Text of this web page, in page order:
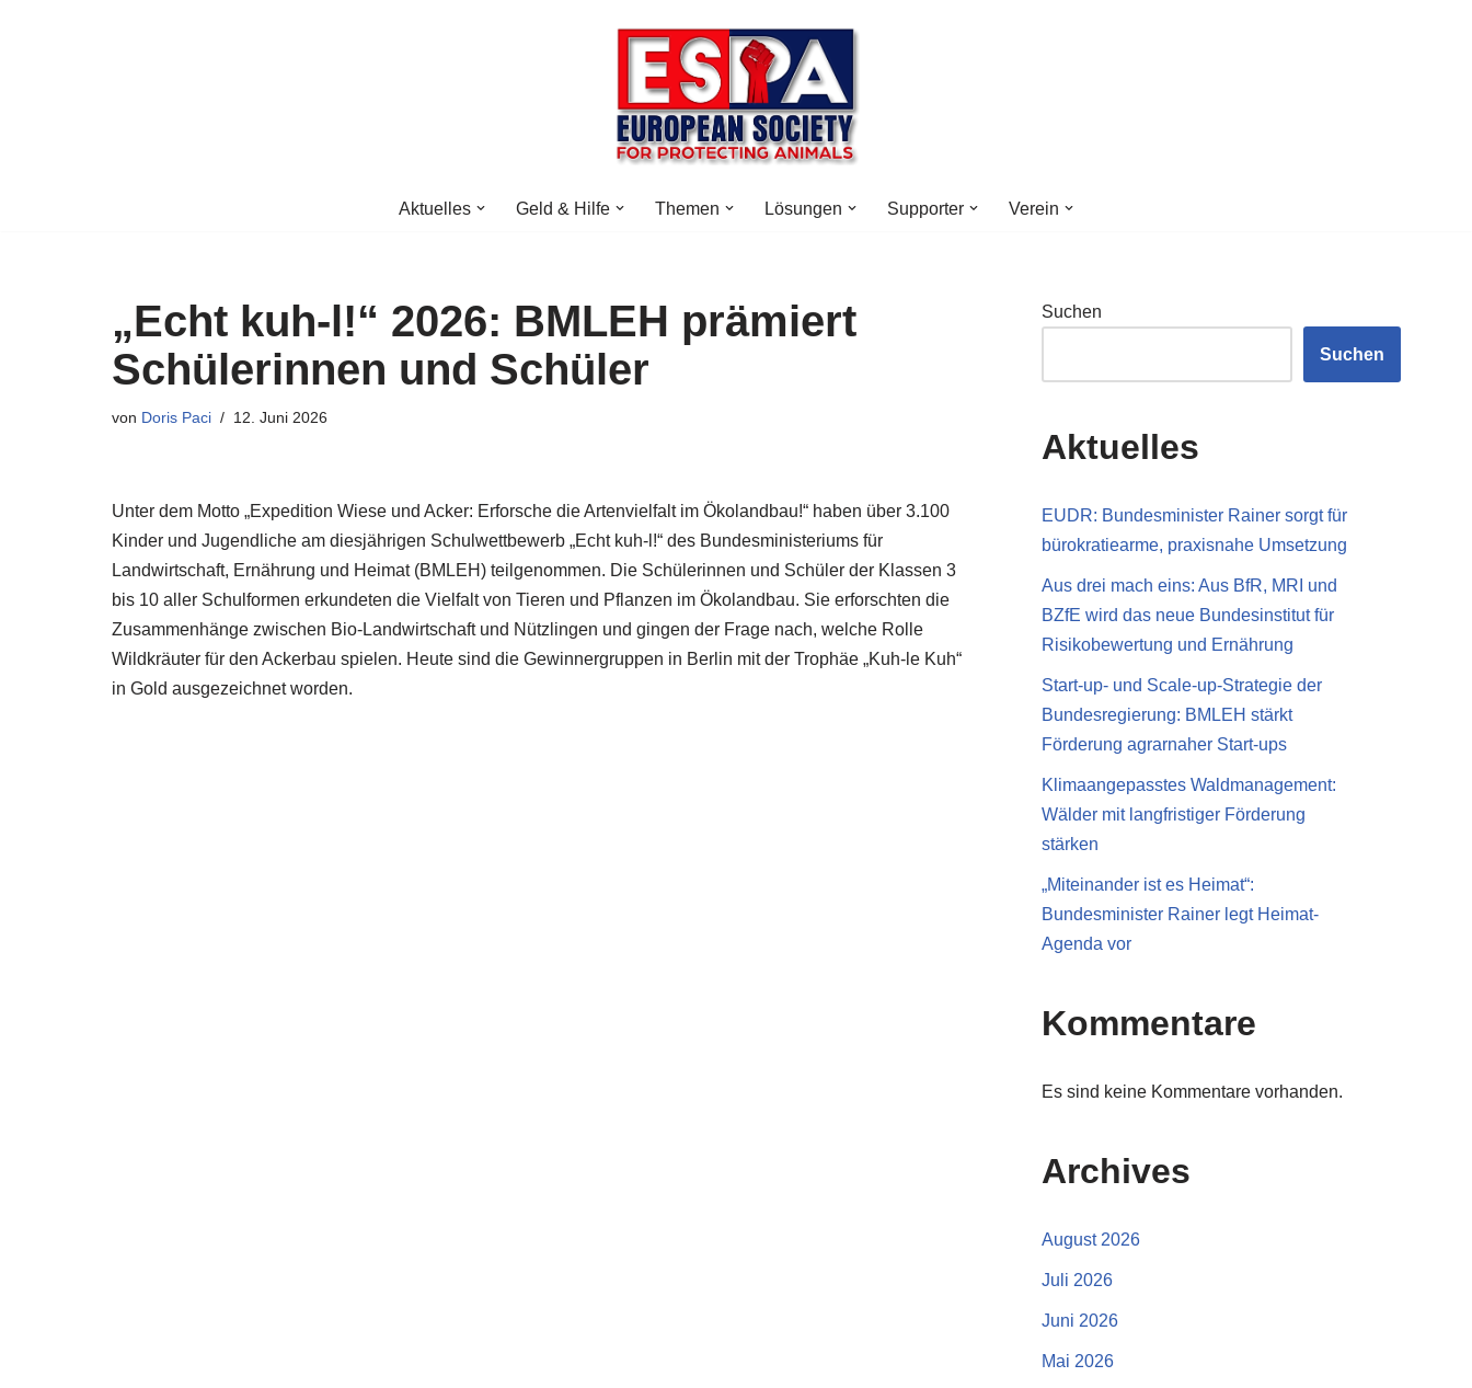
Aktuelles Geld & Hilfe Themen Lösungen Supporter Verein
„Echt kuh-l!“ 2026: BMLEH prämiert
Schülerinnen und Schüler
von Doris Paci 12. Juni 2026
Unter dem Motto „Expedition Wiese und Acker: Erforsche die Artenvielfalt im Ökolandbau!“ haben über 3.100
Kinder und Jugendliche am diesjährigen Schulwettbewerb „Echt kuh-l!“ des Bundesministeriums für
Landwirtschaft, Ernährung und Heimat (BMLEH) teilgenommen. Die Schülerinnen und Schüler der Klassen 3
bis 10 aller Schulformen erkundeten die Vielfalt von Tieren und Pflanzen im Ökolandbau. Sie erforschten die
Zusammenhänge zwischen Bio-Landwirtschaft und Nützlingen und gingen der Frage nach, welche Rolle
Wildkräuter für den Ackerbau spielen. Heute sind die Gewinnergruppen in Berlin mit der Trophäe „Kuh-le Kuh“
in Gold ausgezeichnet worden.
Suchen
Suchen
Aktuelles
EUDR: Bundesminister Rainer sorgt für
bürokratiearme, praxisnahe Umsetzung
Aus drei mach eins: Aus BfR, MRI und
BZfE wird das neue Bundesinstitut für
Risikobewertung und Ernährung
Start-up- und Scale-up-Strategie der
Bundesregierung: BMLEH stärkt
Förderung agrarnaher Start-ups
Klimaangepasstes Waldmanagement:
Wälder mit langfristiger Förderung
stärken
„Miteinander ist es Heimat“:
Bundesminister Rainer legt Heimat-
Agenda vor
Kommentare
Es sind keine Kommentare vorhanden.
Archives
August 2026
Juli 2026
Juni 2026
Mai 2026